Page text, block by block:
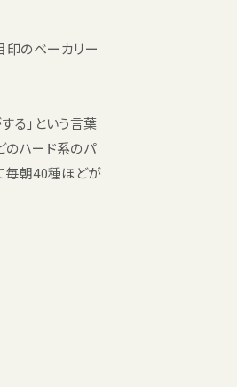
印のベーカリー
る」という言葉
のハード系のパ
毎朝40種ほどが